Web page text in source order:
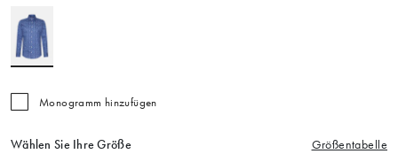
Monogramm hinzufügen
Wählen Sie Ihre Größe Größentabelle